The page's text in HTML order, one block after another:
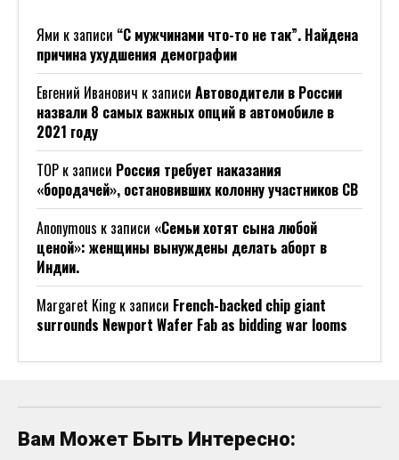
Ями к записи “С мужчинами что-то не так”. Найдена
причина ухудшения демографии
Евгений Иванович к записи Автоводители в России
назвали 8 самых важных опций в автомобиле в
2021 году
ТОР к записи Россия требует наказания
«бородачей», остановивших колонну участников СВ
Anonymous к записи «Семьи хотят сына любой
ценой»: женщины вынуждены делать аборт в
Индии.
Margaret Kingк записи French-backed chip giant
surrounds Newport Wafer Fab as bidding war looms
Вам Может Быть Интересно: